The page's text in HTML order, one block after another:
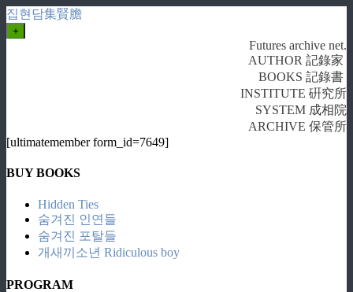
집현담集賢膽
+
Futures archive net.
AUTHOR 記錄家
BOOKS 記錄書
INSTITUTE 硏究所
SYSTEM 成相院
ARCHIVE 保管所
[ultimatemember form_id=7649]
BUY BOOKS
Hidden Ties
숨겨진 인연들
숨겨진 포탈들
개새끼소년 Ridiculous boy
PROGRAM